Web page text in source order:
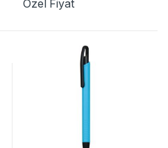
Özel Fiyat